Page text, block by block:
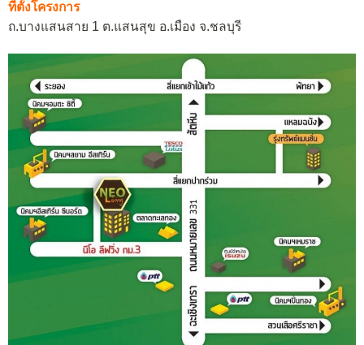
ที่ตั้งโครงการ
ถ.บางแสนสาย 1 ต.แสนสุข อ.เมือง จ.ชลบุรี